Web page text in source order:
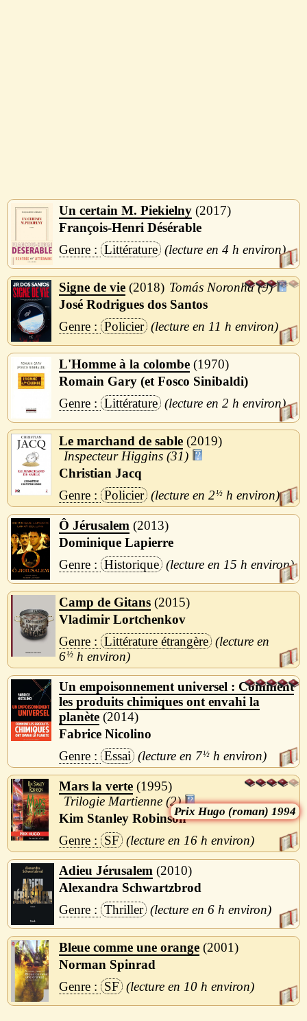
Un certain M. Piekielny 2017
François-Henri Désérable
Littérature
4 h
Signe de vie 2018
Tomás Noronha (9)
José Rodrigues dos Santos
Policier
11 h
L'Homme à la colombe 1970
Romain Gary (et Fosco Sinibaldi)
Littérature
2 h
Le marchand de sable 2019
Inspecteur Higgins (31)
Christian Jacq
Policier
2½ h
Ô Jérusalem
2013
Dominique Lapierre
Historique
15 h
Camp de Gitans 2015
Vladimir Lortchenkov
Littérature étrangère
6½ h
Un empoisonnement universel : Comment
les produits chimiques ont envahi la
planète 2014
Fabrice Nicolino
Essai
7½ h
Mars la verte 1995
Trilogie Martienne (2)
Hugo (roman) 1994
Kim Stanley Robinson
SF
16 h
Adieu Jérusalem
2010
Alexandra Schwartzbrod
Thriller
6 h
Bleue comme une orange 2001
Norman Spinrad
SF
10 h